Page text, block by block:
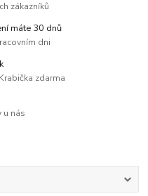
zákazníků
máte 30 dnů
dni
zdarma
u nás